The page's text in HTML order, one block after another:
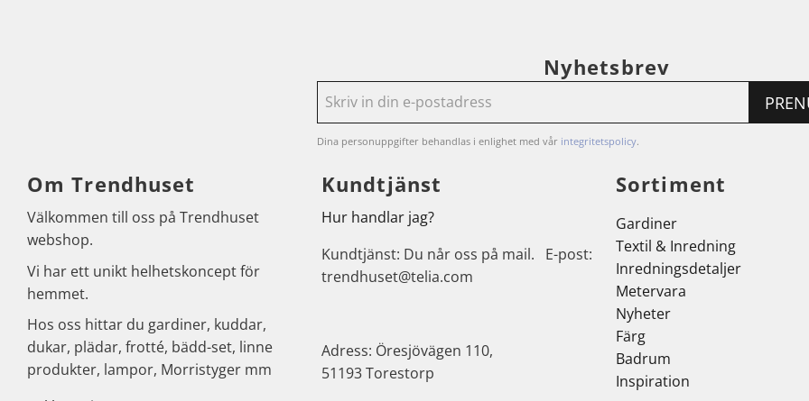
Nyhetsbrev
Dina personuppgifter behandlas i enlighet med vår integritetspolicy.
Om Trendhuset
Välkommen till oss på Trendhuset
webshop.
Vi har ett unikt helhetskoncept för
hemmet.
Hos oss hittar du gardiner, kuddar,
dukar, plädar, frotté, bädd-set, linne
produkter, lampor, Morristyger mm
Kundtjänst
Hur handlar jag?
Kundtjänst: Du når oss på mail. E-post:
trendhuset@telia.com
Adress: Öresjövägen 110,
51193 Torestorp
Sortiment
Gardiner
Textil & Inredning
Inredningsdetaljer
Metervara
Nyheter
Färg
Badrum
Inspiration